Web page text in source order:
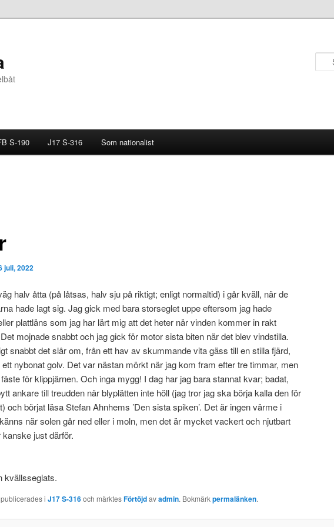
S-190 J17 S-316 Som nationalist
juli, 2022
halv åtta (på låtsas, halv sju på riktigt; enligt normaltid) i går kväll, när de
hade lagt sig. Jag gick med bara storseglet uppe eftersom jag hade
plattläns som jag har lärt mig att det heter när vinden kommer in rakt
mojnade snabbt och jag gick för motor sista biten när det blev vindstilla.
snabbt det slår om, från ett hav av skummande vita gäss till en stilla fjärd,
nybonat golv. Det var nästan mörkt när jag kom fram efter tre timmar, men
för klippjärnen. Och inga mygg! I dag har jag bara stannat kvar; badat,
ankare till treudden när blyplätten inte höll (jag tror jag ska börja kalla den för
och börjat läsa Stefan Ahnhems ’Den sista spiken’. Det är ingen värme i
när solen går ned eller i moln, men det är mycket vackert och njutbart
kanske just därför.
kvällsseglats.
i J17 S-316och märktesFörtöjdavadmin. Bokmärkpermalänken.